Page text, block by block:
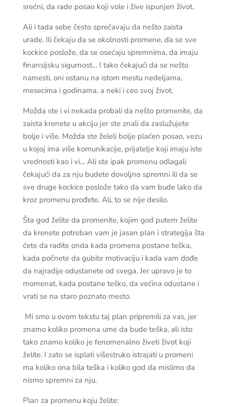
srećni, da rade posao koji vole i žive ispunjen život.
Ali i tada sebe često sprečavaju da nešto zaista
urade. Ili čekaju da se okolnosti promene, da se sve
kockice poslože, da se osećaju spremnima, da imaju
finansijsku sigurnost…I tako čekajući da se nešto
namesti, oni ostanu na istom mestu nedeljama,
mesecima i godinama, a neki i ceo svoj život.
Možda ste i vi nekada probali da nešto promenite, da
zaista krenete u akciju jer ste znali da zaslužujete
bolje i više. Možda ste želeli bolje plaćen posao, vezu
u kojoj ima više komunikacije, prijatelje koji imaju iste
vrednosti kao i vi… Ali ste ipak promenu odlagali
čekajući da za nju budete dovoljno spremni ili da se
sve druge kockice poslože tako da vam bude lako da
kroz promenu prođete. Ali, to se nije desilo.
Šta god želite da promenite, kojim god putem želite
da krenete potreban vam je jasan plan i strategija šta
ćete da radite onda kada promena postane teška,
kada počnete da gubite motivaciju i kada vam dođe
da najradije odustanete od svega. Jer upravo je to
momenat, kada postane teško, da većina odustane i
vrati se na staro poznato mesto.
Mi smo u ovom tekstu taj plan pripremili za vas, jer
znamo koliko promena ume da bude teška, ali isto
tako znamo koliko je fenomenalno živeti život koji
želite. I zato se isplati višestruko istrajati u promeni
ma koliko ona bila teška i koliko god da mislimo da
nismo spremni za nju.
Plan za promenu koju želite: